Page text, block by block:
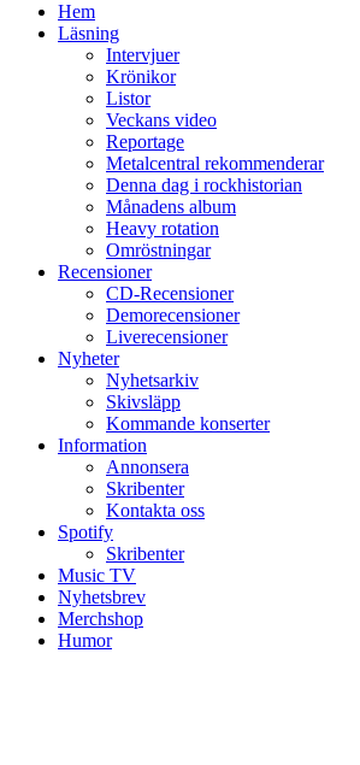
Hem
Läsning
Intervjuer
Krönikor
Listor
Veckans video
Reportage
Metalcentral rekommenderar
Denna dag i rockhistorian
Månadens album
Heavy rotation
Omröstningar
Recensioner
CD-Recensioner
Demorecensioner
Liverecensioner
Nyheter
Nyhetsarkiv
Skivsläpp
Kommande konserter
Information
Annonsera
Skribenter
Kontakta oss
Spotify
Skribenter
Music TV
Nyhetsbrev
Merchshop
Humor